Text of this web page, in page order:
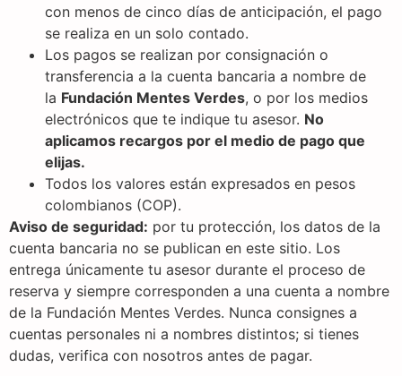
con menos de cinco días de anticipación, el pago
se realiza en un solo contado.
Los pagos se realizan por consignación o
transferencia a la cuenta bancaria a nombre de
la Fundación Mentes Verdes, o por los medios
electrónicos que te indique tu asesor. No
aplicamos recargos por el medio de pago que
elijas.
Todos los valores están expresados en pesos
colombianos (COP).
Aviso de seguridad: por tu protección, los datos de la
cuenta bancaria no se publican en este sitio. Los
entrega únicamente tu asesor durante el proceso de
reserva y siempre corresponden a una cuenta a nombre
de la Fundación Mentes Verdes. Nunca consignes a
cuentas personales ni a nombres distintos; si tienes
dudas, verifica con nosotros antes de pagar.